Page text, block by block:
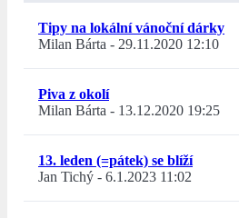
Tipy na lokální vánoční dárky
Milan Bárta - 29.11.2020 12:10
Piva z okolí
Milan Bárta - 13.12.2020 19:25
13. leden (=pátek) se blíží
Jan Tichý - 6.1.2023 11:02